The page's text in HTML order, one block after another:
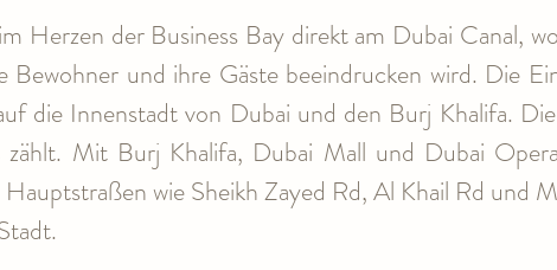
Herzen der Business Bay direkt am Dubai Canal,
Bewohner und ihre Gäste beeindrucken wird. Die
die Innenstadt von Dubai und den Burj Khalifa.
zählt. Mit Burj Khalifa, Dubai Mall und Dubai
Hauptstraßen wie Sheikh Zayed Rd, Al Khail Rd und